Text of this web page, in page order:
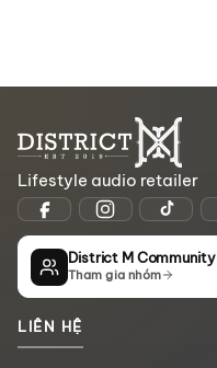
Lifestyle audio retailer
District M Community
Tham gia nhóm
LIÊN HỆ